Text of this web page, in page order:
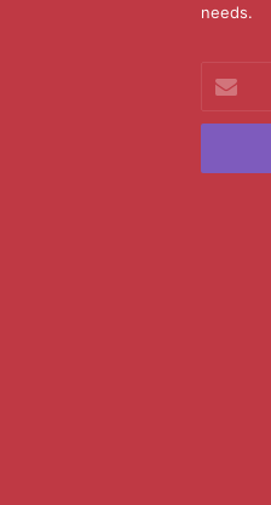
needs.
your
Email